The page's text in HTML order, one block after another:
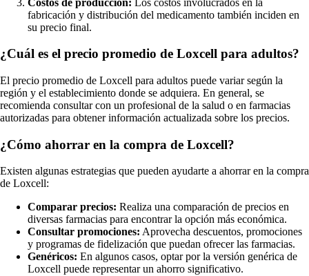
fabricación y distribución del medicamento también inciden en
su precio final.
¿Cuál es el precio promedio de Loxcell para adultos?
El precio promedio de Loxcell para adultos puede variar según la
región y el establecimiento donde se adquiera. En general, se
recomienda consultar con un profesional de la salud o en farmacias
autorizadas para obtener información actualizada sobre los precios.
¿Cómo ahorrar en la compra de Loxcell?
Existen algunas estrategias que pueden ayudarte a ahorrar en la compra
de Loxcell:
Comparar precios: Realiza una comparación de precios en
diversas farmacias para encontrar la opción más económica.
Consultar promociones: Aprovecha descuentos, promociones
y programas de fidelización que puedan ofrecer las farmacias.
Genéricos: En algunos casos, optar por la versión genérica de
Loxcell puede representar un ahorro significativo.